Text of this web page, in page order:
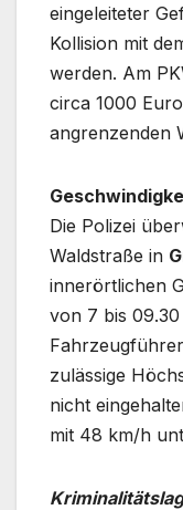
eingeleiteter
Kollision mit
werden. Am
circa 1000
angrenzenden
Die Polizei
Waldstraße in
innerörtlichen
von 7 bis
zulässige
nicht
mit 48 km/h